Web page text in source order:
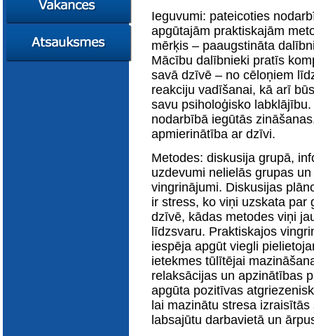
Ieguvumi: pateicoties
apgūtajām praktiskajām
mērķis – paaugstināta
Mācību dalībnieki pratīs
savā dzīvē – no cēloņiem
reakciju vadīšanai, kā arī
savu psiholoģisko
nodarbībā iegūtās
apmierinātība ar dzīvi.
Metodes: diskusija grupā,
uzdevumi nelielās grupas
vingrinājumi. Diskusijas
ir stress, ko viņi uzskata par
dzīvē, kādas metodes viņi
līdzsvaru. Praktiskajos
iespēja apgūt viegli
ietekmes tūlītējai
relaksācijas un apzinātības
apgūta pozitīvas
lai mazinātu stresa
labsajūtu darbavietā un